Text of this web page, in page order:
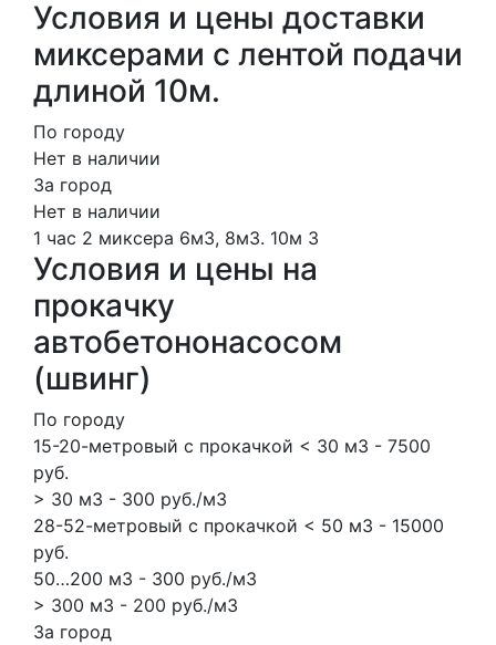
Условия и цены доставки
миксерами с лентой подачи
длиной 10м.
По городу
Нет в наличии
За город
Нет в наличии
1 час 2 миксера 6м3, 8м3. 10м 3
Условия и цены на
прокачку
автобетононасосом
(швинг)
По городу
15-20-метровый с прокачкой < 30 м3 - 7500
руб.
> 30 м3 - 300 руб./м3
28-52-метровый с прокачкой < 50 м3 - 15000
руб.
50…200 м3 - 300 руб./м3
> 300 м3 - 200 руб./м3
За город